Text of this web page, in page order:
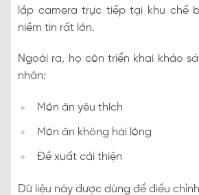
lắp camera trực tiếp tại khu chế
niềm tin rất lớn.
Ngoài ra, họ còn triển khai khảo
nhân:
Món ăn yêu thích
Món ăn không hài lòng
Đề xuất cải thiện
Dữ liệu này được dùng để điều